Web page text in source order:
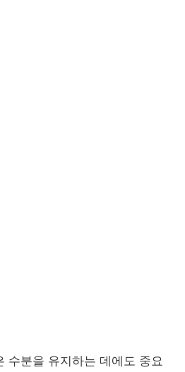
수분을 유지하는 데에도 중요